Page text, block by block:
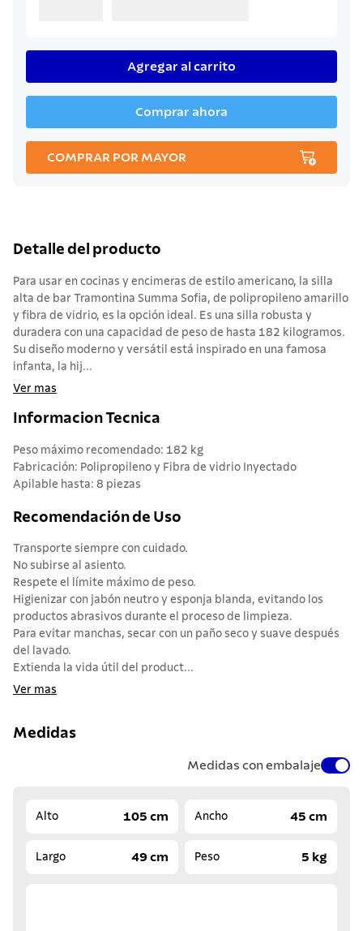
Agregar al carrito
Comprar ahora
COMPRAR POR MAYOR
Detalle del producto
Para usar en cocinas y encimeras de estilo americano, la silla
alta de bar Tramontina Summa Sofia, de polipropileno amarillo
y fibra de vidrio, es la opción ideal. Es una silla robusta y
duradera con una capacidad de peso de hasta 182 kilogramos.
Su diseño moderno y versátil está inspirado en una famosa
infanta, la hij...
Ver mas
Informacion Tecnica
Peso máximo recomendado: 182 kg
Fabricación: Polipropileno y Fibra de vidrio Inyectado
Apilable hasta: 8 piezas
Recomendación de Uso
Transporte siempre con cuidado.
No subirse al asiento.
Respete el límite máximo de peso.
Higienizar con jabón neutro y esponja blanda, evitando los
productos abrasivos durante el proceso de limpieza.
Para evitar manchas, secar con un paño seco y suave después
del lavado.
Extienda la vida útil del product...
Ver mas
Medidas
Medidas con embalaje
Alto 105 cm Ancho 45 cm
Largo 49 cm Peso 5 kg